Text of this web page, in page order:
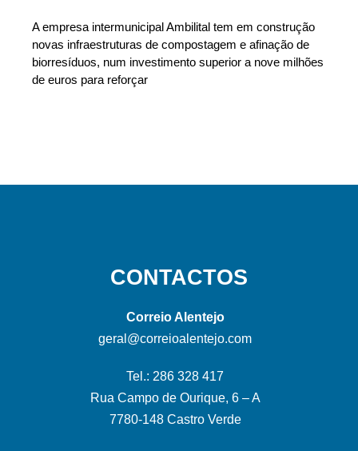
A empresa intermunicipal Ambilital tem em construção
novas infraestruturas de compostagem e afinação de
biorresíduos, num investimento superior a nove milhões
de euros para reforçar
CONTACTOS
Correio Alentejo
geral@correioalentejo.com
Tel.: 286 328 417
Rua Campo de Ourique, 6 – A
7780-148 Castro Verde